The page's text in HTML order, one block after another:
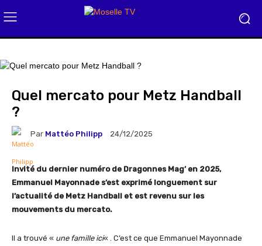
Quel mercato pour Metz Handball
?
Par Mattéo Philipp 24/12/2025
Invité du dernier numéro de Dragonnes Mag’ en 2025,
Emmanuel Mayonnade s’est exprimé longuement sur
l’actualité de Metz Handball et est revenu sur les
mouvements du mercato.
Il a trouvé « une famille ici« . C’est ce que Emmanuel Mayonnade